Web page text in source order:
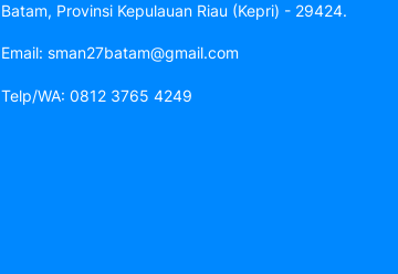
Batam, Provinsi Kepulauan Riau (Kepri) - 29424.
Email: sman27batam@gmail.com
Telp/WA: 0812 3765 4249